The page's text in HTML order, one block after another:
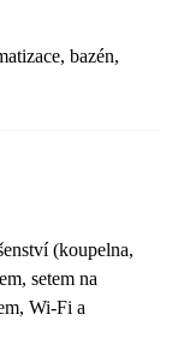
bazén,
(koupelna,
setem na
Wi-Fi a